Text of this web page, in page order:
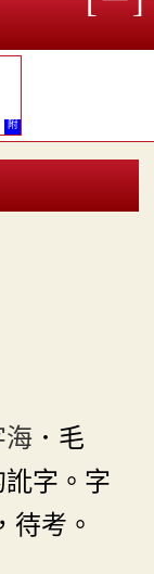
海 ．毛
訛字。字
待考。